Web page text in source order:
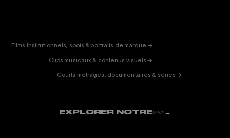
Films institutionnels, spots & portraits de marque →
Clips musicaux & contenus visuels →
FICTION
& DOC
Courts métrages, documentaires & séries →
EXPLORER NOTREWORK→